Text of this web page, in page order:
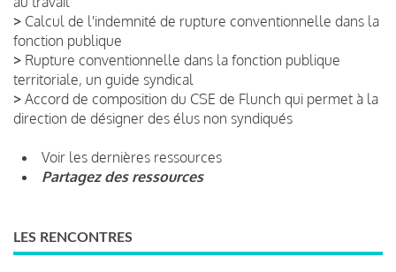
> Calcul de l'indemnité de rupture conventionnelle dans la
fonction publique
> Rupture conventionnelle dans la fonction publique
territoriale, un guide syndical
> Accord de composition du CSE de Flunch qui permet à la
direction de désigner des élus non syndiqués
Voir les dernières ressources
Partagez des ressources
LES RENCONTRES